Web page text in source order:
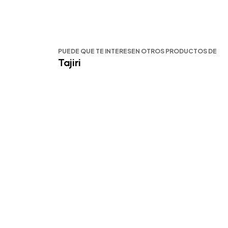
PUEDE QUE TE INTERESEN OTROS PRODUCTOS DE
Tajiri